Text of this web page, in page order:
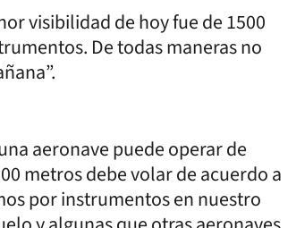
visibilidad de hoy fue de 1500
De todas maneras no
aeronave puede operar de
metros debe volar de acuerdo a
por instrumentos en nuestro